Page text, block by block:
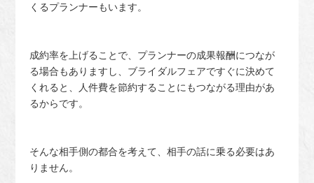
くるプランナーもいます。
成約率を上げることで、プランナーの成果報酬につなが
る場合もありますし、ブライダルフェアですぐに決めて
くれると、人件費を節約することにもつながる理由があ
るからです。
そんな相手側の都合を考えて、相手の話に乗る必要はあ
りません。